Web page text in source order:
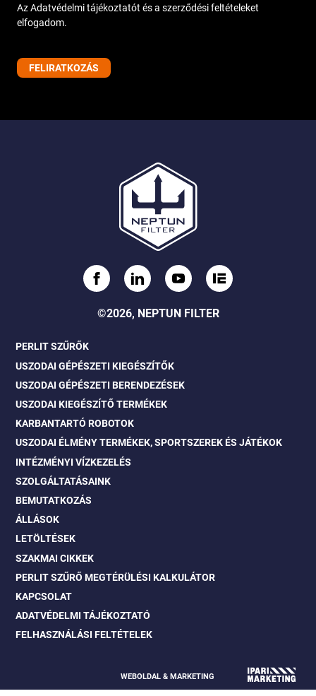
Az Adatvédelmi tájékoztatót és a szerződési feltételeket
elfogadom.
©2026, NEPTUN FILTER
PERLIT SZŰRŐK
USZODAI GÉPÉSZETI KIEGÉSZÍTŐK
USZODAI GÉPÉSZETI BERENDEZÉSEK
USZODAI KIEGÉSZÍTŐ TERMÉKEK
KARBANTARTÓ ROBOTOK
USZODAI ÉLMÉNY TERMÉKEK, SPORTSZEREK ÉS JÁTÉKOK
INTÉZMÉNYI VÍZKEZELÉS
SZOLGÁLTATÁSAINK
BEMUTATKOZÁS
ÁLLÁSOK
LETÖLTÉSEK
SZAKMAI CIKKEK
PERLIT SZŰRŐ MEGTÉRÜLÉSI KALKULÁTOR
KAPCSOLAT
ADATVÉDELMI TÁJÉKOZTATÓ
FELHASZNÁLÁSI FELTÉTELEK
WEBOLDAL & MARKETING